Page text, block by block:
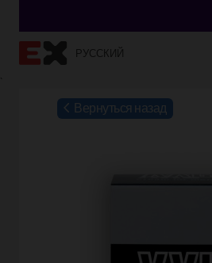
`
РУССКИЙ
Вернуться назад